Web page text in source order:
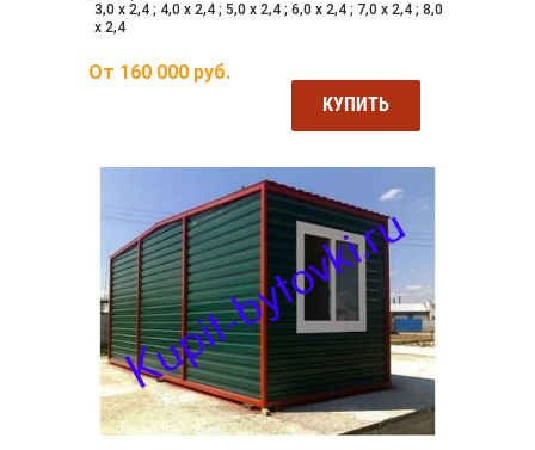
3,0 х 2,4 ; 4,0 х 2,4 ; 5,0 х 2,4 ; 6,0 х 2,4 ; 7,0 х 2,4 ; 8,0
х 2,4
От 160 000 руб.
КУПИТЬ